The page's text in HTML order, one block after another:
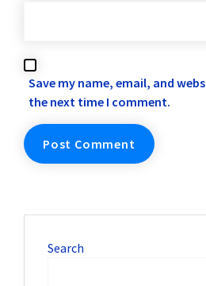
Save my name, email, and
the next time I comment.
Search